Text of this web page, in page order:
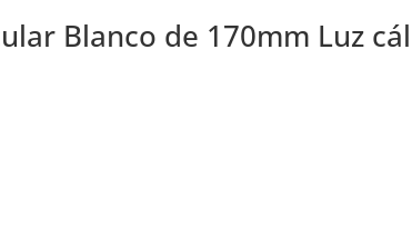
Blanco de 170mm Luz